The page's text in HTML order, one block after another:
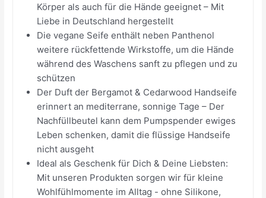
Körper als auch für die Hände geeignet – Mit
Liebe in Deutschland hergestellt
Die vegane Seife enthält neben Panthenol
weitere rückfettende Wirkstoffe, um die Hände
während des Waschens sanft zu pflegen und zu
schützen
Der Duft der Bergamot & Cedarwood Handseife
erinnert an mediterrane, sonnige Tage – Der
Nachfüllbeutel kann dem Pumpspender ewiges
Leben schenken, damit die flüssige Handseife
nicht ausgeht
Ideal als Geschenk für Dich & Deine Liebsten:
Mit unseren Produkten sorgen wir für kleine
Wohlfühlmomente im Alltag - ohne Silikone,